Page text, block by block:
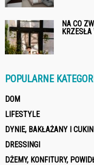
NA CO
KRZESŁA
POPULARNE
DOM
LIFESTYLE
DYNIE, BAKŁAŻANY I
DRESSINGI
DŻEMY, KONFITURY,